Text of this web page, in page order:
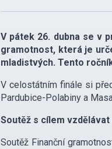
V pátek 26. dubna se v
gramotnost, která je
mladistvých. Tento
V celostátním finále si
Pardubice-Polabiny a
Soutěž s cílem
Soutěž Finanční